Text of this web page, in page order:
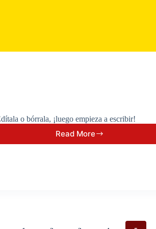
o bórrala, ¡luego empieza a escribir!
Read More
¡Hola,